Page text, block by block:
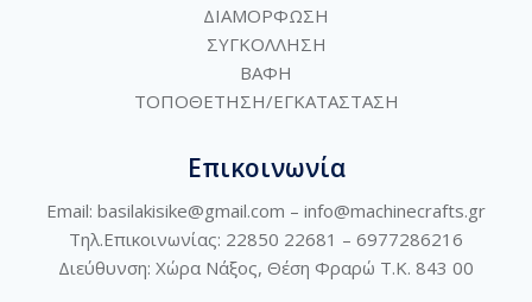
ΔΙΑΜΟΡΦΩΣΗ
ΣΥΓΚΟΛΛΗΣΗ
ΒΑΦΗ
ΤΟΠΟΘΕΤΗΣΗ/ΕΓΚΑΤΑΣΤΑΣΗ
Επικοινωνία
Email: basilakisike@gmail.com – info@machinecrafts.gr
Τηλ.Επικοινωνίας: 22850 22681 – 6977286216
Διεύθυνση: Χώρα Νάξος, Θέση Φραρώ Τ.Κ. 843 00